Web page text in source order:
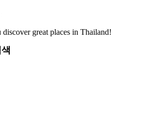
great places in Thailand!